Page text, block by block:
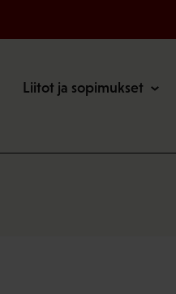
Liitot ja sopimukset